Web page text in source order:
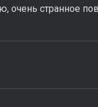
очень странное